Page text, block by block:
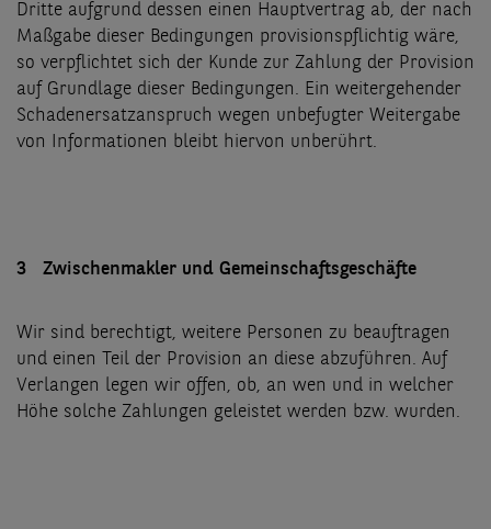
Dritte aufgrund dessen einen Hauptvertrag ab, der nach
Maßgabe dieser Bedingungen provisionspflichtig wäre,
so verpflichtet sich der Kunde zur Zahlung der Provision
auf Grundlage dieser Bedingungen. Ein weitergehender
Schadenersatzanspruch wegen unbefugter Weitergabe
von Informationen bleibt hiervon unberührt.
3 Zwischenmakler und Gemeinschaftsgeschäfte
Wir sind berechtigt, weitere Personen zu beauftragen
und einen Teil der Provision an diese abzuführen. Auf
Verlangen legen wir offen, ob, an wen und in welcher
Höhe solche Zahlungen geleistet werden bzw. wurden.